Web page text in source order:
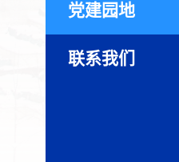
党建园地
联系我们